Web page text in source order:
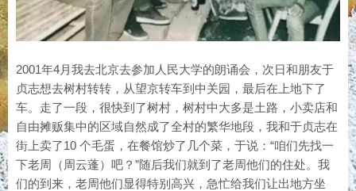
2001年4月我去北京去参加人民大学的朗诵会，次日和朋友于
贞志想去树村转转，从望京转车到中关园，最后在上地下了
车。走了一段，很快到了树村，树村中大多是土路，小卖店和
自由摊贩集中的区域自然成了全村的繁华地段，我和于贞志在
街上卖了10 个毛蛋，在餐馆炒了几个菜，于说：“咱们先找一
下老周（周云蓬）吧？”随后我们就到了老周他们的住处。我
们的到来，老周他们显得特别高兴，急忙给我们让出地方坐